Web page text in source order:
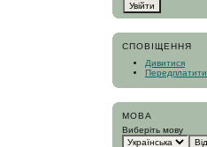
СПОВІЩЕННЯ
Дивитися
Передплатити
МОВА
Виберіть мову